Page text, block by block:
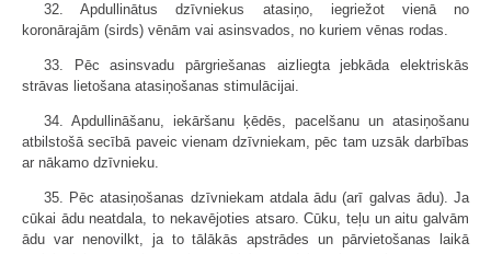
32. Apdullinātus dzīvniekus atasiņo, iegriežot vienā no
koronārajām (sirds) vēnām vai asinsvados, no kuriem vēnas rodas.
33. Pēc asinsvadu pārgriešanas aizliegta jebkāda elektriskās
strāvas lietošana atasiņošanas stimulācijai.
34. Apdullināšanu, iekāršanu ķēdēs, pacelšanu un atasiņošanu
atbilstošā secībā paveic vienam dzīvniekam, pēc tam uzsāk darbības
ar nākamo dzīvnieku.
35. Pēc atasiņošanas dzīvniekam atdala ādu (arī galvas ādu). Ja
cūkai ādu neatdala, to nekavējoties atsaro. Cūku, teļu un aitu galvām
ādu var nenovilkt, ja to tālākās apstrādes un pārvietošanas laikā